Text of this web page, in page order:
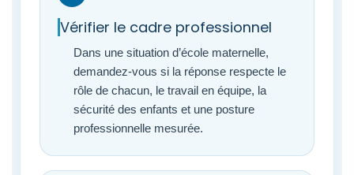
Vérifier le cadre professionnel
Dans une situation d’école maternelle,
demandez-vous si la réponse respecte le
rôle de chacun, le travail en équipe, la
sécurité des enfants et une posture
professionnelle mesurée.